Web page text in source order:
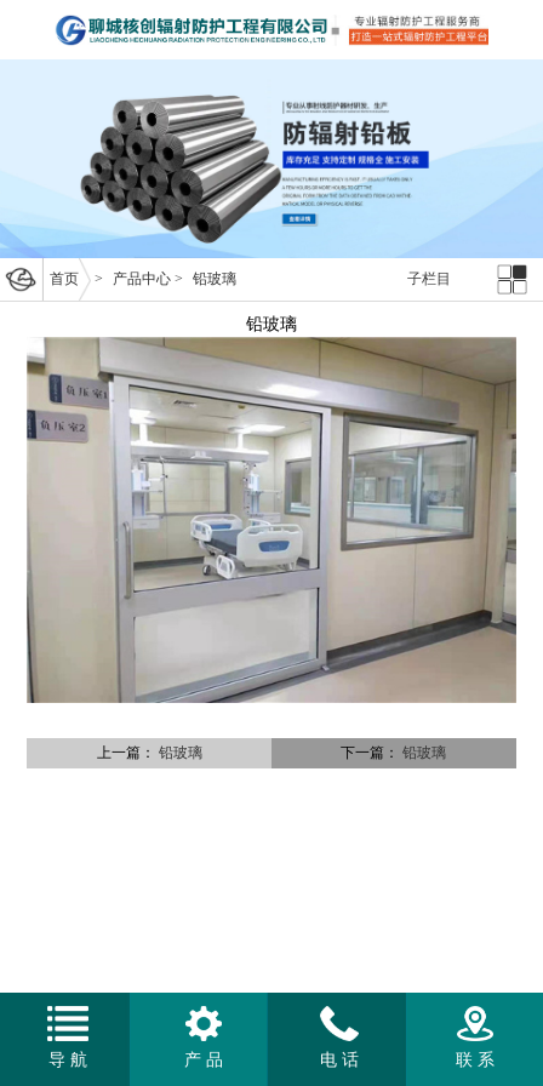
首页 > 产品中心 > 铅玻璃 子栏目
铅玻璃
上一篇： 铅玻璃 下一篇：铅玻璃
导 航 产 品 电 话 联 系